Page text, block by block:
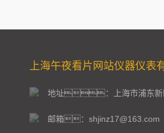
上海午夜看片网站仪器仪表
地址：上海市浦东新
邮箱：shjinz17@163.com